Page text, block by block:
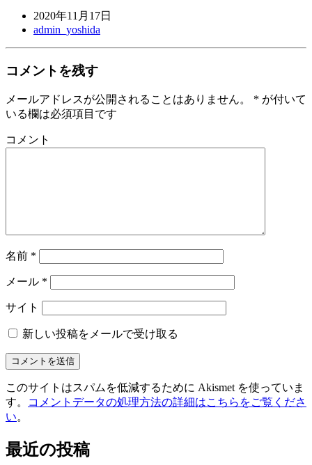
2020年11月17日
admin_yoshida
コメントを残す
メールアドレスが公開されることはありません。 * が付いて
いる欄は必須項目です
コメント
名前 *
メール *
サイト
新しい投稿をメールで受け取る
このサイトはスパムを低減するために Akismet を使っていま
す。
コメントデータの処理方法の詳細はこちらをご覧くださ
い。
最近の投稿